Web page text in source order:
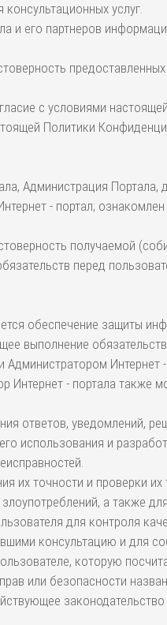
услуг.
и его партнеров
с условиями
Политики
Администрация
- портал;
получаемой
перед
обеспечение защиты
выполнение
Интернет -
Интернет - портала также
ответов, уведомлений,
использования и
их точности и проверки
а также
для контроля
консультацию и для
которую
или безопасности